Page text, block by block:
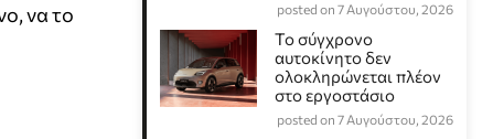
να το
posted on 7 Αυγούστου, 2026
Το σύγχρονο
αυτοκίνητο δεν
ολοκληρώνεται πλέον
στο εργοστάσιο
posted on 7 Αυγούστου, 2026